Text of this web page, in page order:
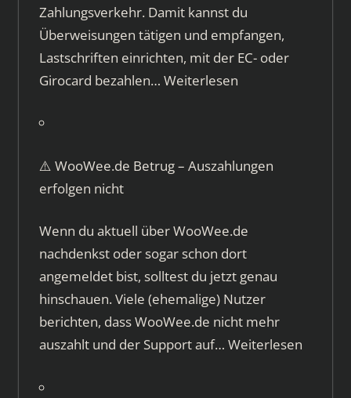
Zahlungsverkehr. Damit kannst du
Überweisungen tätigen und empfangen,
Lastschriften einrichten, mit der EC- oder
Girocard bezahlen… Weiterlesen
⚠️ WooWee.de Betrug – Auszahlungen
erfolgen nicht
Wenn du aktuell über WooWee.de
nachdenkst oder sogar schon dort
angemeldet bist, solltest du jetzt genau
hinschauen. Viele (ehemalige) Nutzer
berichten, dass WooWee.de nicht mehr
auszahlt und der Support auf… Weiterlesen